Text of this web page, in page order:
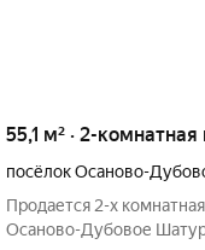
55,1 м² · 2-
посёлок Осаново-
Продается 2-х
Осаново-Дубовое